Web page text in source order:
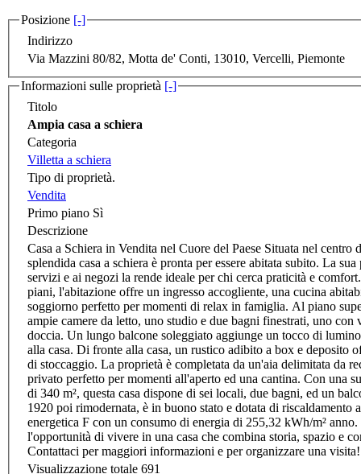
Posizione [-]
Indirizzo
Via Mazzini 80/82, Motta de' Conti, 13010, Vercelli, Piemonte
Informazioni sulle proprietà [-]
Titolo
Ampia casa a schiera
Categoria
Villetta a schiera
Tipo di proprietà.
Vendita
Primo piano Sì
Descrizione
Casa a Schiera in Vendita nel Cuore del Paese Situata nel centro
splendida casa a schiera è pronta per essere abitata subito. La
servizi e ai negozi la rende ideale per chi cerca praticità e
piani, l'abitazione offre un ingresso accogliente, una cucina
soggiorno perfetto per momenti di relax in famiglia. Al piano
ampie camere da letto, uno studio e due bagni finestrati, uno con
doccia. Un lungo balcone soleggiato aggiunge un tocco di
alla casa. Di fronte alla casa, un rustico adibito a box e deposito
di stoccaggio. La proprietà è completata da un'aia delimitata da
privato perfetto per momenti all'aperto ed una cantina. Con una
di 340 m², questa casa dispone di sei locali, due bagni, ed un
1920 poi rimodernata, è in buono stato e dotata di riscaldamento
energetica F con un consumo di energia di 255,32 kWh/m²
l'opportunità di vivere in una casa che combina storia, spazio e
Contattaci per maggiori informazioni e per organizzare una
Visualizzazione totale 691